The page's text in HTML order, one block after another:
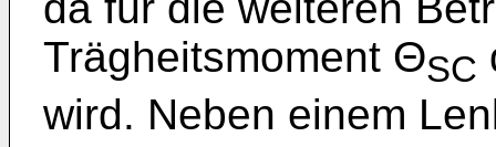
Trägheitsmoment ΘSC
wird. Neben einem